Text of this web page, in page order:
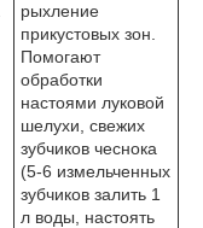
рыхление
прикустовых зон.
Помогают
обработки
настоями луковой
шелухи, свежих
зубчиков чеснока
(5-6 измельченных
зубчиков залить 1
л воды, настоять